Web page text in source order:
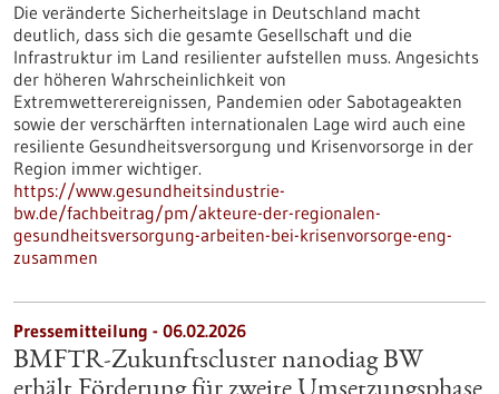
Die veränderte Sicherheitslage in Deutschland macht
deutlich, dass sich die gesamte Gesellschaft und die
Infrastruktur im Land resilienter aufstellen muss. Angesichts
der höheren Wahrscheinlichkeit von
Extremwetterereignissen, Pandemien oder Sabotageakten
sowie der verschärften internationalen Lage wird auch eine
resiliente Gesundheitsversorgung und Krisenvorsorge in der
Region immer wichtiger.
https://www.gesundheitsindustrie-
bw.de/fachbeitrag/pm/akteure-der-regionalen-
gesundheitsversorgung-arbeiten-bei-krisenvorsorge-eng-
zusammen
Pressemitteilung - 06.02.2026
BMFTR-Zukunftscluster nanodiag BW